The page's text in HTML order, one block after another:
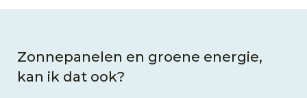
Zonnepanelen en groene energie,
kan ik dat ook?